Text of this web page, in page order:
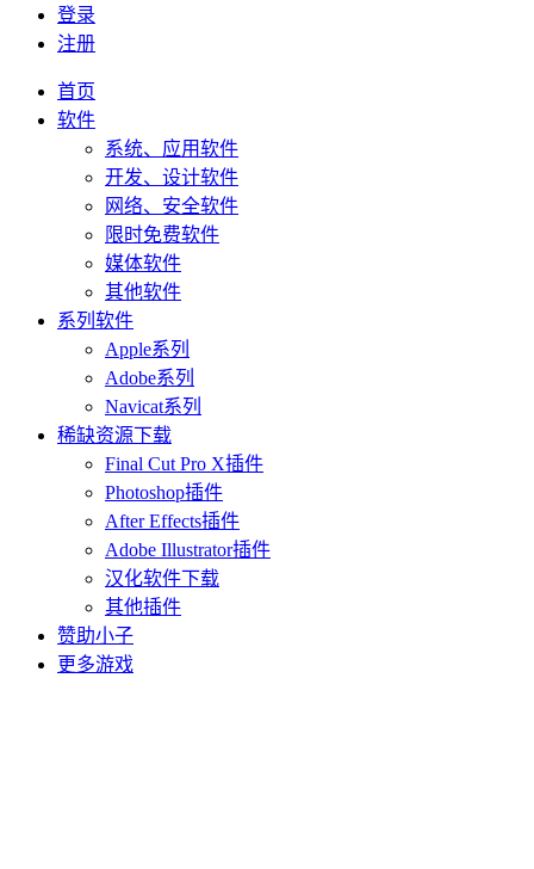
登录
注册
首页
软件
系统、应用软件
开发、设计软件
网络、安全软件
限时免费软件
媒体软件
其他软件
系列软件
Apple系列
Adobe系列
Navicat系列
稀缺资源下载
Final Cut Pro X插件
Photoshop插件
After Effects插件
Adobe Illustrator插件
汉化软件下载
其他插件
赞助小子
更多游戏